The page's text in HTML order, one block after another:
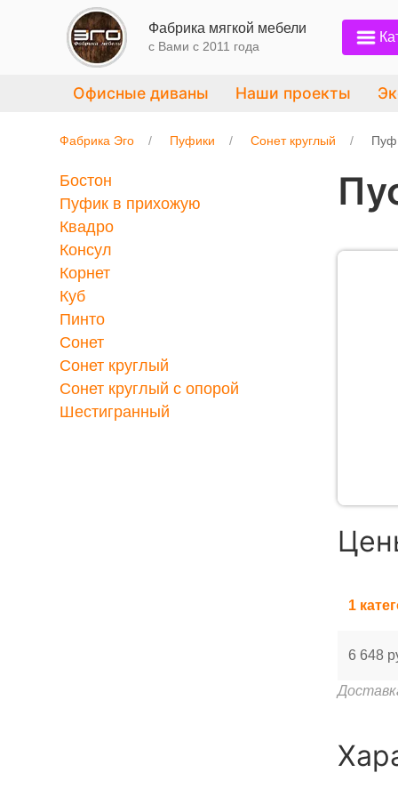
Фабрика мягкой мебели
с Вами c 2011 года
Офисные диваны Наши проекты
Фабрика Эго Пуфики Сонет круглый Пуф
Бостон
Пуфик в прихожую
Квадро
Консул
Корнет
Куб
Пинто
Сонет
Сонет круглый
Сонет круглый с опорой
Шестигранный
1
6 648